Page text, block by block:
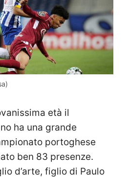
età il
ha una grande
portoghese
ben 83 presenze.
d’arte, figlio di Paulo